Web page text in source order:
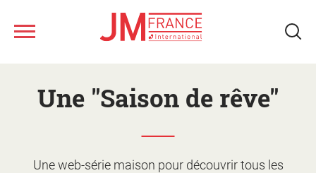
Une "Saison de rêve"
Une web-série maison pour découvrir tous les